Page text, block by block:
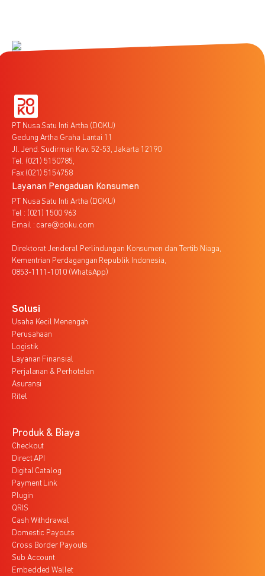
PT Nusa Satu Inti Artha (DOKU)
Gedung Artha Graha Lantai 11
Jl. Jend. Sudirman Kav. 52-53, Jakarta 12190
Tel. (021) 5150785,
Fax (021) 5154758
Layanan Pengaduan Konsumen
PT Nusa Satu Inti Artha (DOKU)
Tel : (021) 1500 963
Email : care@doku.com
Direktorat Jenderal Perlindungan Konsumen dan Tertib Niaga,
Kementrian Perdagangan Republik Indonesia,
0853-1111-1010 (WhatsApp)
Solusi
Usaha Kecil Menengah
Perusahaan
Logistik
Layanan Finansial
Perjalanan & Perhotelan
Asuransi
Ritel
Produk & Biaya
Checkout
Direct API
Digital Catalog
Payment Link
Plugin
QRIS
Cash Withdrawal
Domestic Payouts
Cross Border Payouts
Sub Account
Embedded Wallet